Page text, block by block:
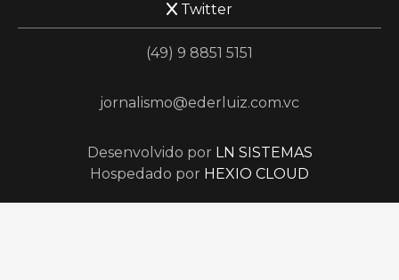
Twitter
(49) 9 8851 5151
jornalismo@ederluiz.com.vc
Desenvolvido por LN SISTEMAS
Hospedado por HEXIO CLOUD